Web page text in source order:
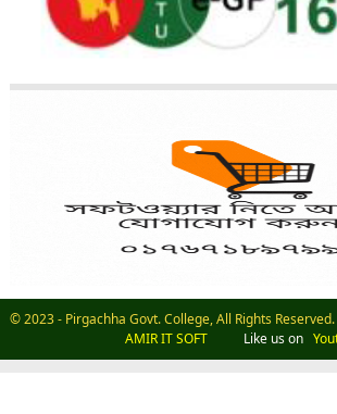
© 2023 - Pirgachha Govt. College, All Rights
AMIR IT SOFT
Like us on